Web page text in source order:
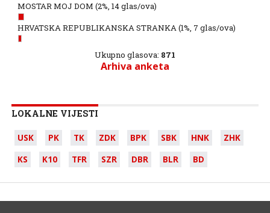
MOSTAR MOJ DOM (2%, 14 glas/ova)
HRVATSKA REPUBLIKANSKA STRANKA(1%, 7 glas/ova)
Ukupno glasova: 871
Arhiva anketa
LOKALNE VIJESTI
USK PK TK ZDK BPK SBK HNK
ZHK
KS
K10 TFR SZR DBR BLR BD